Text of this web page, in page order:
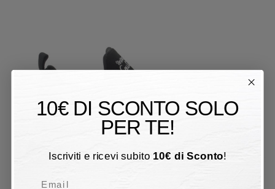
10€ DI SCONTO SOLO
PER TE!
Iscriviti e ricevi subito 10€ di Sconto!